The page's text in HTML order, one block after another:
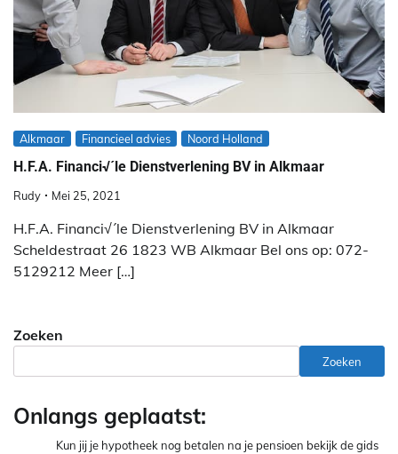
Alkmaar Financieel advies Noord Holland
H.F.A. Financi√´le Dienstverlening BV in Alkmaar
Rudy Mei 25, 2021
H.F.A. Financi√´le Dienstverlening BV in Alkmaar
Scheldestraat 26 1823 WB Alkmaar Bel ons op: 072-
5129212 Meer […]
Zoeken
Zoeken
Onlangs geplaatst:
Kun jij je hypotheek nog betalen na je pensioen bekijk de gids